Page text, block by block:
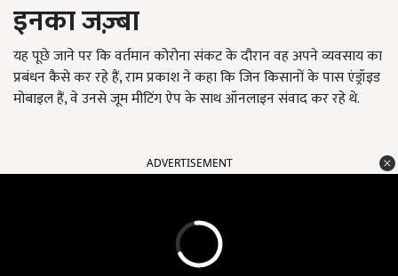
इनका जज़्बा
यह पूछे जाने पर कि वर्तमान कोरोना संकट के दौरान वह अपने व्यवसाय का
प्रबंधन कैसे कर रहे हैं, राम प्रकाश ने कहा कि जिन किसानों के पास एंड्रॉइड
मोबाइल हैं, वे उनसे जूम मीटिंग ऐप के साथ ऑनलाइन संवाद कर रहे थे.
ADVERTISEMENT